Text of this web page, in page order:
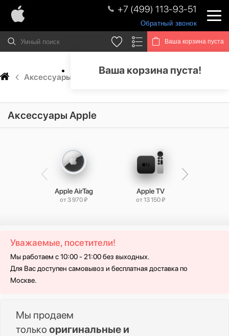
+7 (499) 113-93-51
Обратный звонок
Ваша корзина пуста
Ваша корзина пуста!
Аксессуары
Аксессуары Apple
Apple AirTag
от 3 970 ₽
Apple TV
от 13 150 ₽
Уважаемые, посетители!
Мы работаем с 10:00 - 21:00 без выходных.
Для Вас доступен самовывоз и бесплатная доставка по
Москве.
Мы продаем
только оригинальные и